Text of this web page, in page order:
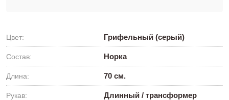
Цвет: Грифельный (серый)
Состав: Норка
Длина: 70 см.
Рукав: Длинный / трансформер